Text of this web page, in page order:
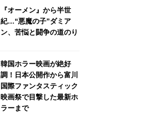
『オーメン』から半世
紀…“悪魔の子”ダミア
ン、苦悩と闘争の道のり
韓国ホラー映画が絶好
調！日本公開作から富川
国際ファンタスティック
映画祭で目撃した最新ホ
ラーまで